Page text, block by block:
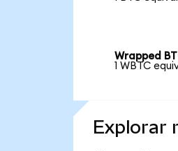
Wrapped
1 WBTC
Explorar